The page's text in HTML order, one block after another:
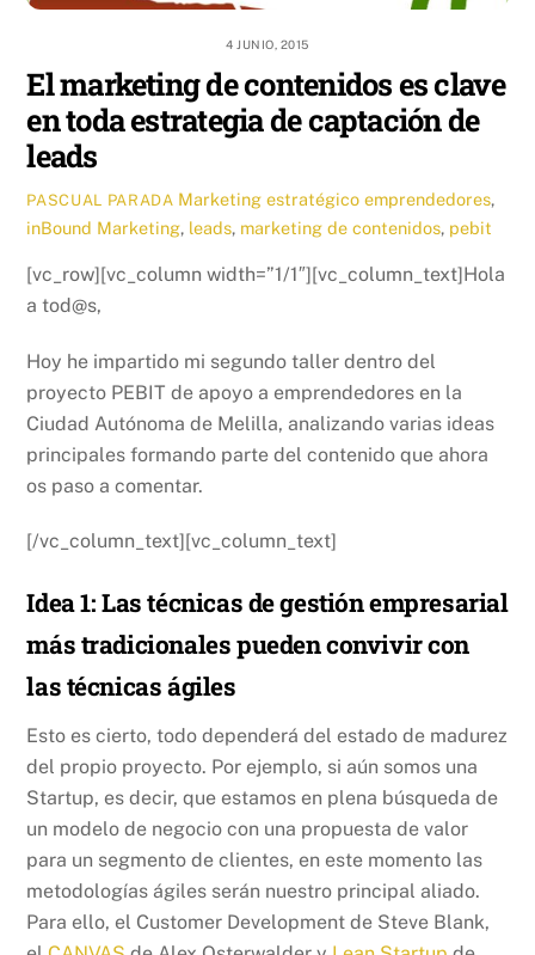
4 JUNIO, 2015
El marketing de contenidos es clave
en toda estrategia de captación de
leads
PASCUAL PARADA Marketing estratégico emprendedores,
inBound Marketing, leads, marketing de contenidos, pebit
[vc_row][vc_column width=”1/1″][vc_column_text]Hola
a tod@s,
Hoy he impartido mi segundo taller dentro del
proyecto PEBIT de apoyo a emprendedores en la
Ciudad Autónoma de Melilla, analizando varias ideas
principales formando parte del contenido que ahora
os paso a comentar.
[/vc_column_text][vc_column_text]
Idea 1: Las técnicas de gestión empresarial
más tradicionales pueden convivir con
las técnicas ágiles
Esto es cierto, todo dependerá del estado de madurez
del propio proyecto. Por ejemplo, si aún somos una
Startup, es decir, que estamos en plena búsqueda de
un modelo de negocio con una propuesta de valor
para un segmento de clientes, en este momento las
metodologías ágiles serán nuestro principal aliado.
Para ello, el Customer Development de Steve Blank,